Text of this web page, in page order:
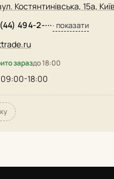
Костянтинівська, 15а,
494-2-···· показати
зараздо 18:00
18:00